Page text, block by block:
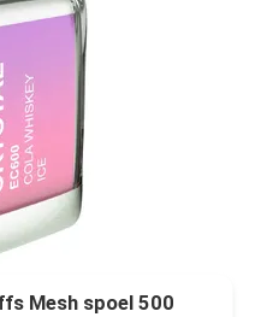
Mesh spoel 500